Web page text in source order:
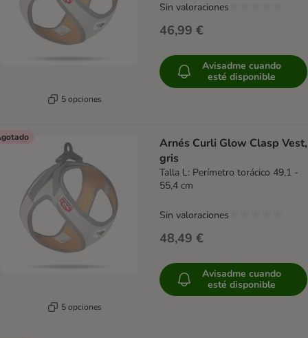
5 opciones
46,99 €
Sin valoraciones
Avisadme cuando
esté disponible
5 opciones
Arnés Curli Glow Clasp Vest,
gris
Talla L: Perímetro torácico 49,1 -
55,4 cm
48,49 €
Sin valoraciones
Avisadme cuando
esté disponible